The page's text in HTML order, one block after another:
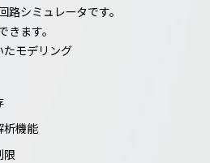
路シミュレータです。
きます。
たモデリング
析機能
限